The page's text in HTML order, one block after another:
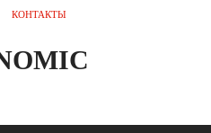
КОНТАКТЫ